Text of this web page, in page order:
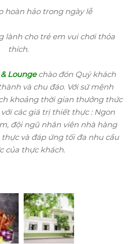
hoàn hảo trong ngày lễ
lành cho trẻ em vui chơi thỏa
thích.
Lounge chào đón Quý khách
và chu đáo. Với sứ mệnh
khoảng thời gian thưởng thức
các giá trị thiết thực : Ngon
đội ngũ nhân viên nhà hàng
và đáp ứng tối đa nhu cầu
của thực khách.